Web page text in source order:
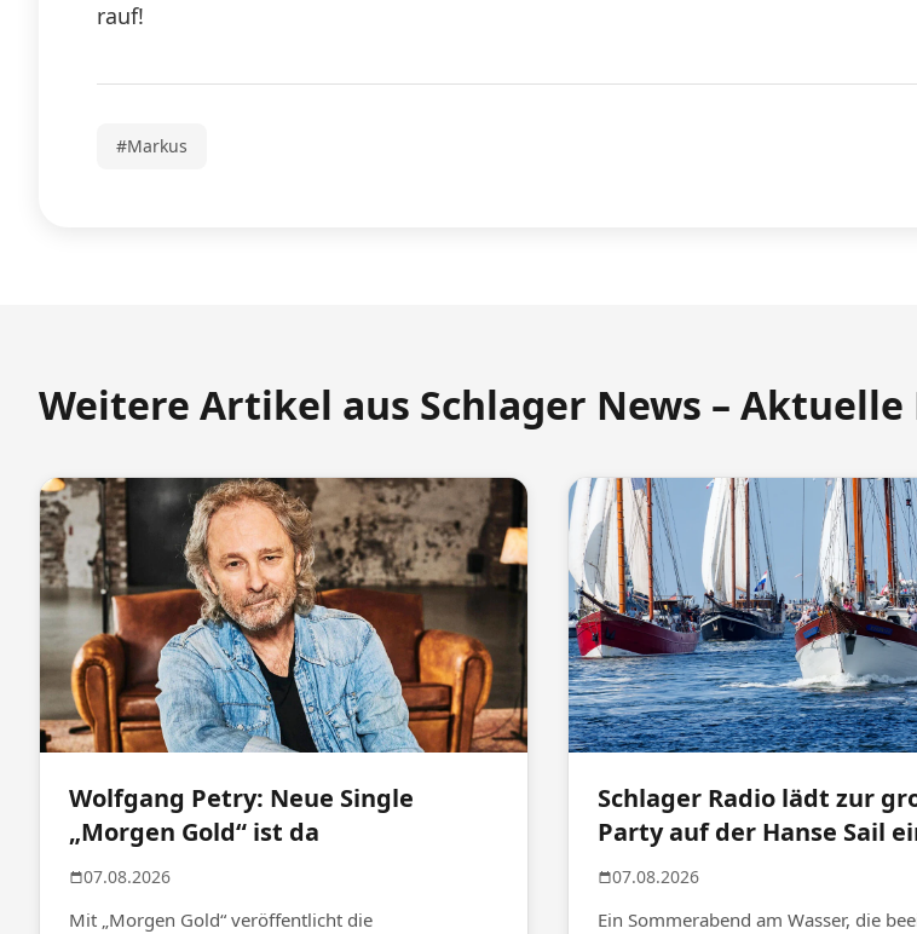
rauf!
#Markus
Weitere Artikel aus Schlager News –
Wolfgang Petry: Neue Single
„Morgen Gold“ ist da
07.08.2026
Mit „Morgen Gold“ veröffentlicht die
Schlager Radio lädt zur
Party auf der Hanse Sail
07.08.2026
Ein Sommerabend am Wasser, die